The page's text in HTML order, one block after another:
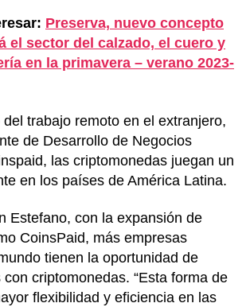
Preserva, nuevo concepto
el sector del calzado, el cuero y
en la primavera – verano 2023-
trabajo remoto en el extranjero,
de Desarrollo de Negocios
las criptomonedas juegan un
en los países de América Latina.
Estefano, con la expansión de
CoinsPaid, más empresas
tienen la oportunidad de
criptomonedas. “Esta forma de
flexibilidad y eficiencia en las